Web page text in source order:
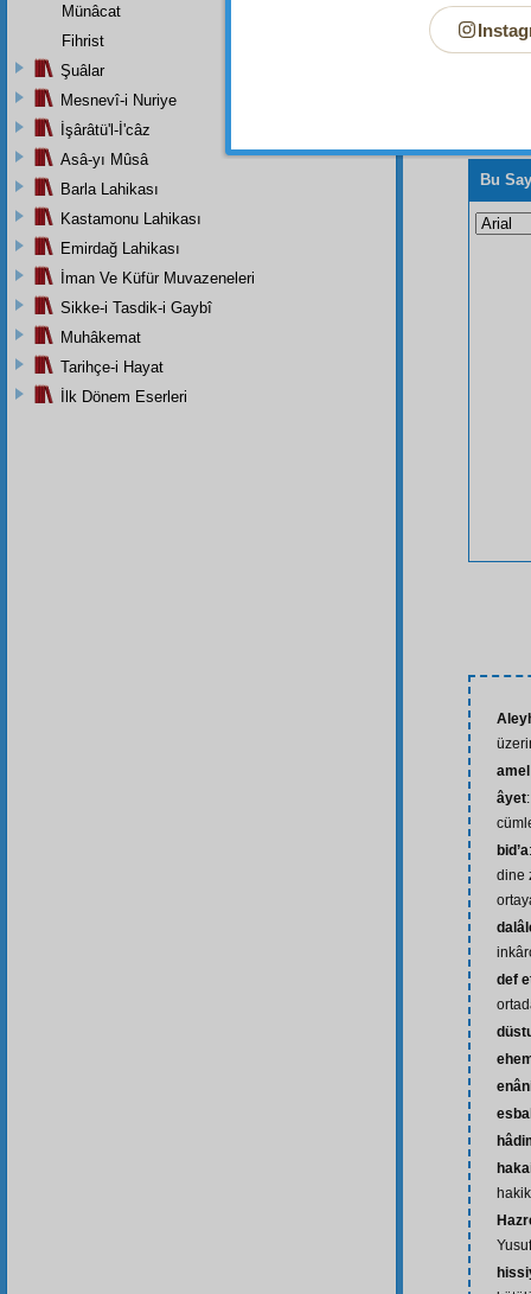
Bu
amel
âyet
bid’a
dine
def
Münâcat
Fihrist
Şuâlar
Mesnevî-i Nuriye
İşârâtü'l-İ'câz
Asâ-yı Mûsâ
Barla Lahikası
Kastamonu Lahikası
Emirdağ Lahikası
İman Ve Küfür Muvazeneleri
Sikke-i Tasdik-i Gaybî
Muhâkemat
Tarihçe-i Hayat
İlk Dönem Eserleri